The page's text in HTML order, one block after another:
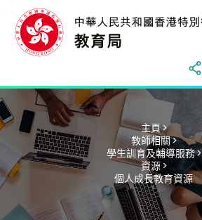
主頁 >
教師相關 >
學生訓育及輔導服務 >
資源 >
個人成長教育資源